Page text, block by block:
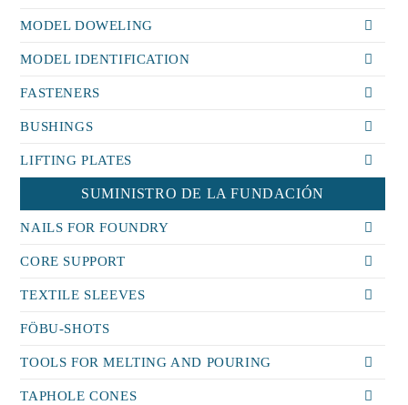
MODEL DOWELING
MODEL IDENTIFICATION
FASTENERS
BUSHINGS
LIFTING PLATES
SUMINISTRO DE LA FUNDACIÓN
NAILS FOR FOUNDRY
CORE SUPPORT
TEXTILE SLEEVES
FÖBU-SHOTS
TOOLS FOR MELTING AND POURING
TAPHOLE CONES